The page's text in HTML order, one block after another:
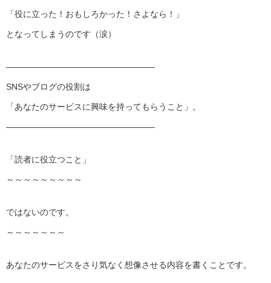
「役に立った！おもしろかった！さよなら！」
となってしまうのです（涙）
—————————————————–
SNSやブログの役割は
「あなたのサービスに興味を持ってもらうこと」。
—————————————————–
「読者に役立つこと」
～～～～～～～～～
ではないのです。
～～～～～～～
あなたのサービスをさり気なく想像させる内容を書くことです。